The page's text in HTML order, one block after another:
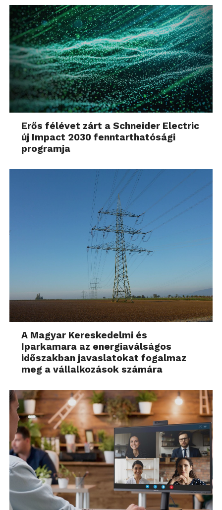
Erős félévet zárt a Schneider Electric
új Impact 2030 fenntarthatósági
programja
A Magyar Kereskedelmi és
Iparkamara az energiaválságos
időszakban javaslatokat fogalmaz
meg a vállalkozások számára